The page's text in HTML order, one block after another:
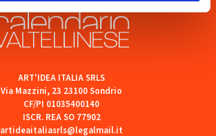
ART'IDEA ITALIA SRLS
Via Mazzini, 23 23100 Sondrio
CF/PI 01035400140
ISCR. REA SO 77902
artideaitaliasrls@legalmail.it